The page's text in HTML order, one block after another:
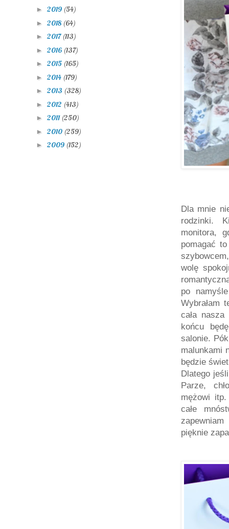
Dla mnie
rodzinki.
monitora,
pomagać
wolę
po
Wybrałam
cała
końcu
salonie.
malunkami
będzie
Dlatego
Parze,
mężowi
całe
pięknie
► 2019 (54)
► 2018 (64)
► 2017(113)
► 2016 (137)
► 2015 (165)
► 2014 (179)
► 2013 (328)
► 2012 (413)
► 2011 (250)
► 2010 (259)
► 2009 (152)